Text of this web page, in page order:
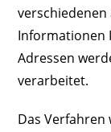
Informationen
Adressen
verarbeitet.
Das